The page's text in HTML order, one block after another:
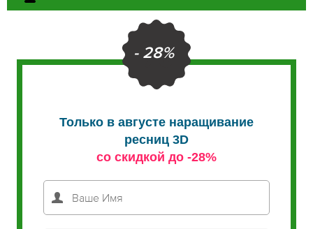
- 28%
Только в августе наращивание
ресниц 3D
со скидкой до -28%